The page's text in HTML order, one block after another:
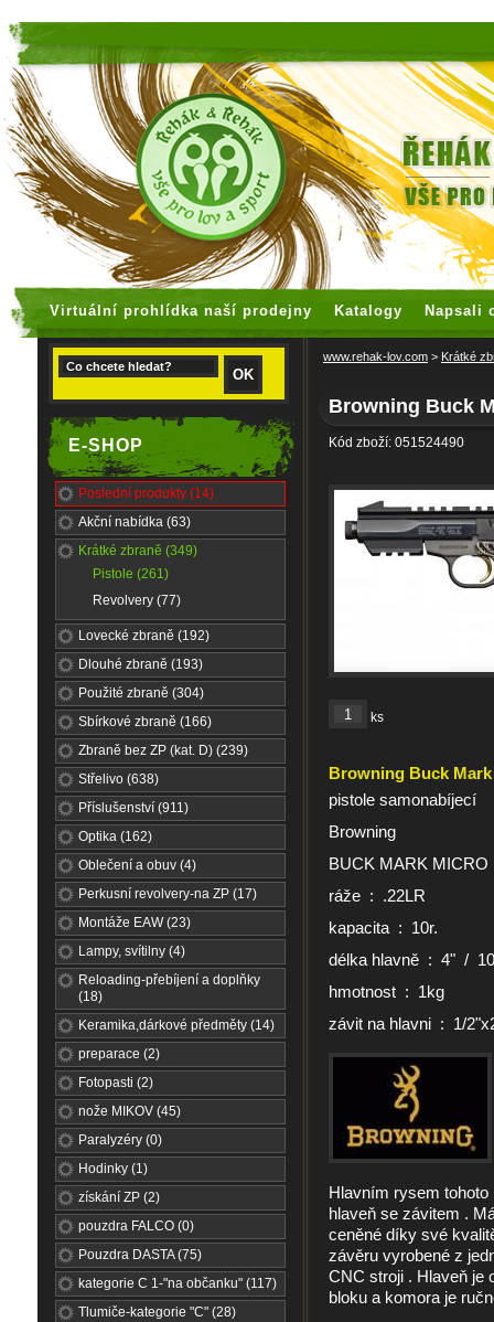
Virtuální prohlídka naší prodejny Katalogy Napsali
E-SHOP
Poslední produkty (14)
Akční nabídka (63)
Krátké zbraně (349)
Pistole (261)
Revolvery (77)
Lovecké zbraně (192)
Dlouhé zbraně (193)
Použité zbraně (304)
Sbírkové zbraně (166)
Zbraně bez ZP (kat. D) (239)
Střelivo (638)
Příslušenství (911)
Optika (162)
Oblečení a obuv (4)
Perkusní revolvery-na ZP (17)
Montáže EAW (23)
Lampy, svítilny (4)
Reloading-přebíjení a doplňky
(18)
Keramika,dárkové předměty (14)
preparace (2)
Fotopasti (2)
nože MIKOV (45)
Paralyzéry (0)
Hodinky (1)
získání ZP (2)
pouzdra FALCO (0)
Pouzdra DASTA (75)
kategorie C 1-"na občanku" (117)
Tlumiče-kategorie "C" (28)
www.rehak-lov.com > Krátké
Browning Buck
Kód zboží: 051524490
ks
Browning Buck
pistole samonabíjecí
Browning
BUCK MARK MICRO
ráže : .22LR
kapacita : 10r.
délka hlavně : 4" /
hmotnost : 1kg
závit na hlavni : 1/
Hlavním rysem
hlaveň se závitem .
ceněné díky své
závěru vyrobené z
CNC stroji . Hlaveň je
bloku a komora je